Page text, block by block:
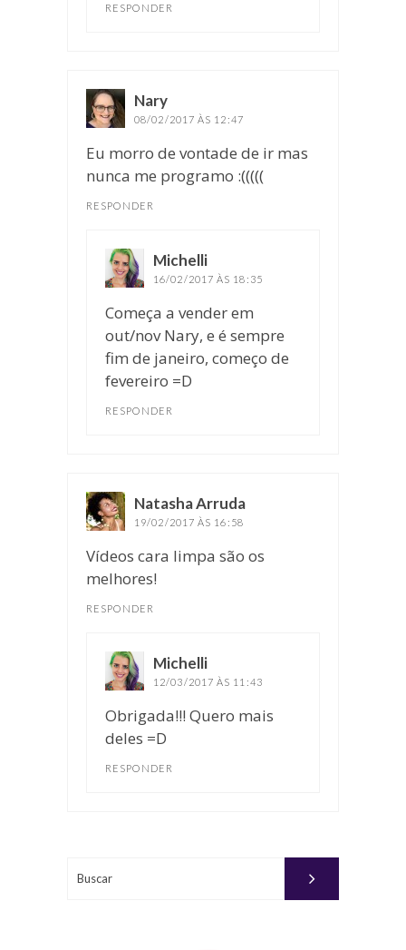
RESPONDER
Nary
08/02/2017 ÀS 12:47
Eu morro de vontade de ir mas
nunca me programo :(((((
RESPONDER
Michelli
16/02/2017 ÀS 18:35
Começa a vender em
out/nov Nary, e é sempre
fim de janeiro, começo de
fevereiro =D
RESPONDER
Natasha Arruda
19/02/2017 ÀS 16:58
Vídeos cara limpa são os
melhores!
RESPONDER
Michelli
12/03/2017 ÀS 11:43
Obrigada!!! Quero mais
deles =D
RESPONDER